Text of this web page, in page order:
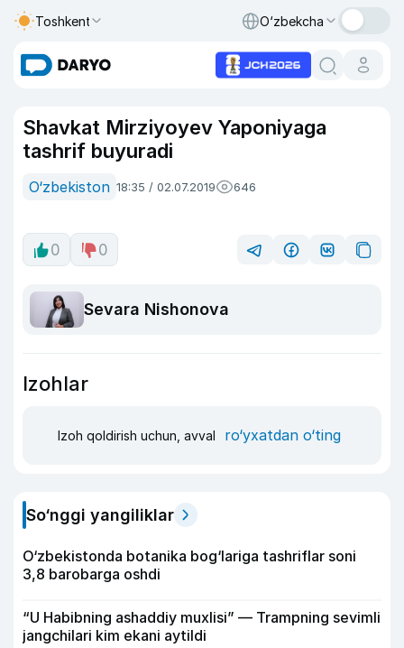
Toshkent O‘zbekcha
Shavkat Mirziyoyev Yaponiyaga
tashrif buyuradi
O‘zbekiston 18:35 / 02.07.2019 646
0 0
Sevara Nishonova
Izohlar
Izoh qoldirish uchun, avval ro‘yxatdan o‘ting
So‘nggi yangiliklar
O‘zbekistonda botanika bog‘lariga tashriflar soni
3,8 barobarga oshdi
“U Habibning ashaddiy muxlisi” — Trampning sevimli
jangchilari kim ekani aytildi